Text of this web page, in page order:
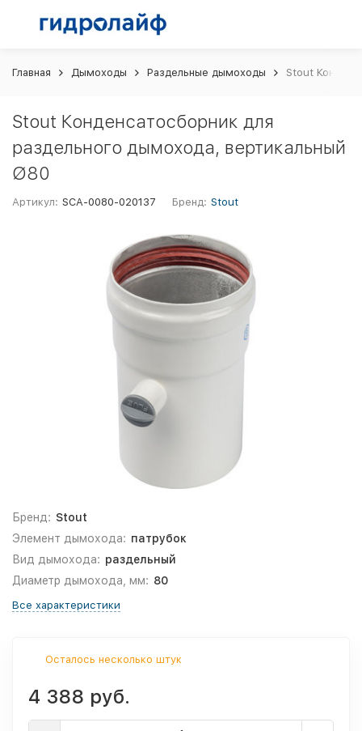
Главная Дымоходы Раздельные дымоходы Stout
Stout Конденсатосборник для
раздельного дымохода, вертикальный
Ø80
Артикул: SCA-0080-020137 Бренд: Stout
Бренд: Stout
Элемент дымохода: патрубок
Вид дымохода: раздельный
Диаметр дымохода, мм: 80
Все характеристики
Осталось несколько штук
4 388 руб.